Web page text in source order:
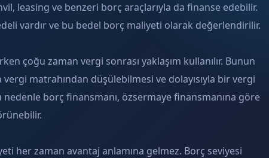
leasing ve benzeri borç araçlarıyla da finanse edebilir.
vardır ve bu bedel borç maliyeti olarak değerlendirilir.
çoğu zaman vergi sonrası yaklaşım kullanılır. Bunun
matrahından düşülebilmesi ve dolayısıyla bir vergi
nedenle borç finansmanı, özsermaye finansmanına göre
her zaman avantaj anlamına gelmez. Borç seviyesi